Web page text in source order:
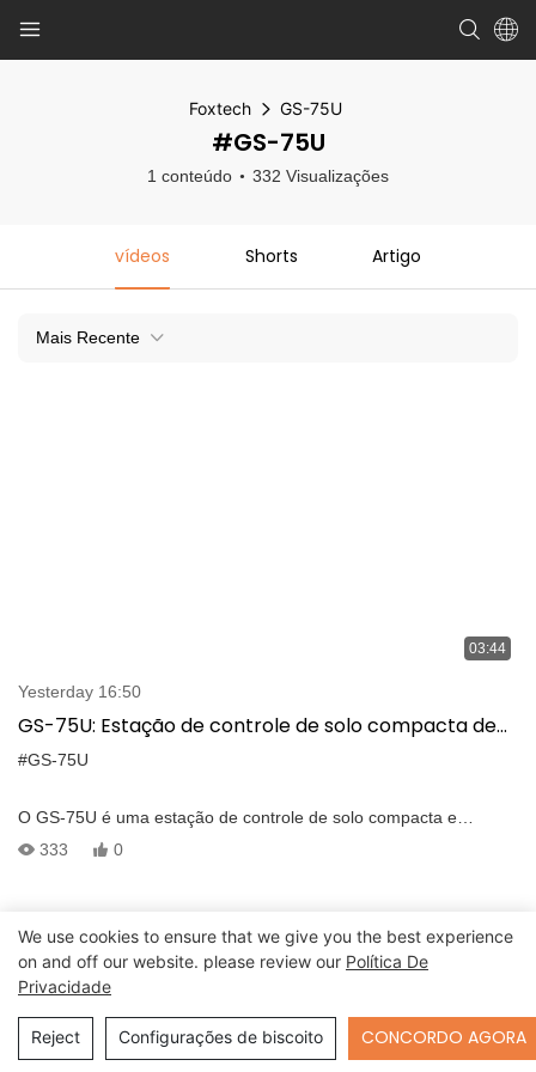
Foxtech GS-75U
#GS-75U
1 conteúdo 332 Visualizações
vídeos Shorts Artigo
Mais Recente
03:44
Yesterday 16:50
GS-75U: Estação de controle de solo compacta de
UAV com interface intuitiva e transmissão de longo
#GS-75U
O GS-75U é uma estação de controle de solo compacta e
robusta projetada para o UAV, que possui uma interface intuitiva
usado para todos os estágios–do planejamento ao controle da
missão. O computador interno possui processador Intel i7-7500U,
DDR4 16G e 256G SSD, suporta o sistema Windows 7/Linux. -Os
dois 13,3 ＂FHD TFT LCD com resolução de 1920*1080 e brilho
1000NITs podem exibir vídeos em tempo real e mapas em
333 0
Send Inquiry
We use cookies to ensure that we give you the best experience
on and off our website. please review our Política De
Privacidade
Reject Configurações de biscoito CONCORDO AGORA